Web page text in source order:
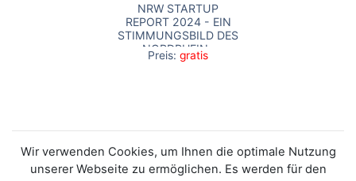
NRW STARTUP
REPORT 2024 - EIN
STIMMUNGSBILD DES
NORDRHEIN-
WESTFÄLISCHEN
Preis: gratis
Wir verwenden Cookies, um Ihnen die optimale Nutzung
unserer Webseite zu ermöglichen. Es werden für den